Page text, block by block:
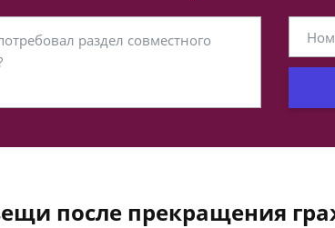
после прекращения